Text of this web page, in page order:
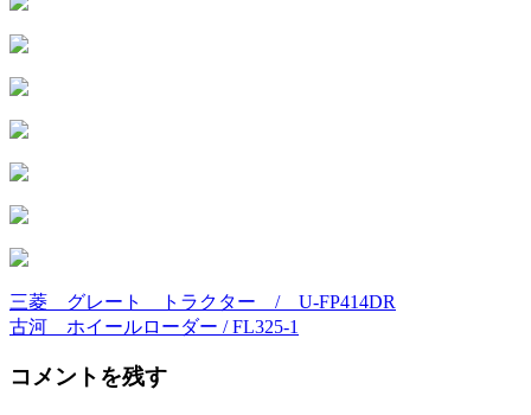
投
稿
ナ
三菱 グレート トラクター / U-FP414DR
古河 ホイールローダー / FL325-1
コメントを残す